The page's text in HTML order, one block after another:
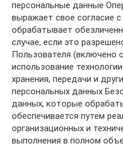
персональные данные
выражает свое согласие
обрабатывает
случае, если это
Пользователя (включено
использование
хранения, передачи и
персональных данных
данных, которые
обеспечивается путем
организационных и
выполнения в полном